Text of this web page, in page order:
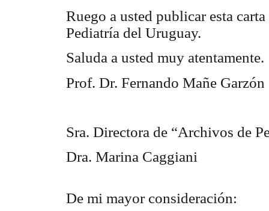
Ruego a usted publicar esta
Pediatría del Uruguay.
Saluda a usted muy atentamente.
Prof. Dr. Fernando Mañe Garzón
Sra. Directora de “Archivos de
Dra. Marina Caggiani
De mi mayor consideración: